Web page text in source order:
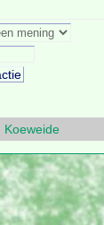
Koeweide